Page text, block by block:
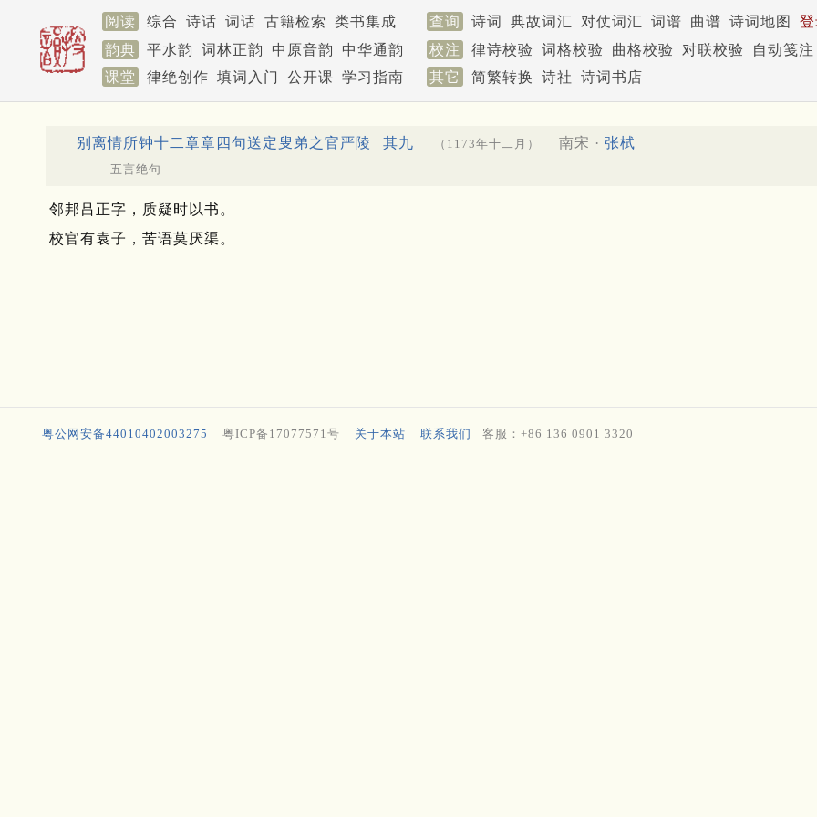
阅读 综合 诗话 词话 古籍检索 类书集成 查询 诗词 典故词汇 对仗词汇 词谱 曲谱 诗词地图
韵典
平水韵 词林正韵 中原音韵 中华通韵 校注 律诗校验 词格校验 曲格校验 对联校验
自动笺注
课堂
律绝创作 填词入门 公开课 学习指南 其它 简繁转换 诗社 诗词书店
别离情所钟十二章章四句送定叟弟之官严陵 其九 （1173年十二月） 南宋 · 张栻
五言绝句
邻邦吕正字，质疑时以书。
校官有袁子，苦语莫厌渠。
粤公网安备44010402003275 粤ICP备17077571号 关于本站 联系我们 客服：+86 136 0901 3320